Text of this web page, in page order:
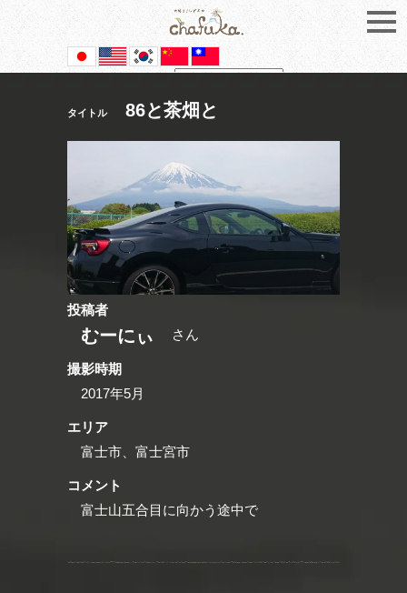
Powered by
タイトル 86と茶畑と
投稿者
むーにぃ さん
撮影時期
2017年5月
エリア
富士市、富士宮市
コメント
富士山五合目に向かう途中で